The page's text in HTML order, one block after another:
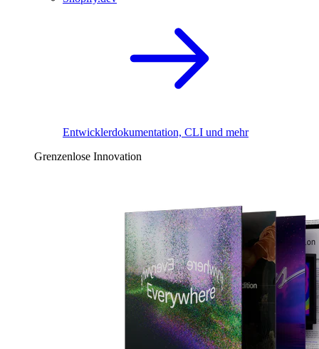
Entwicklerdokumentation, CLI und mehr
Grenzenlose Innovation